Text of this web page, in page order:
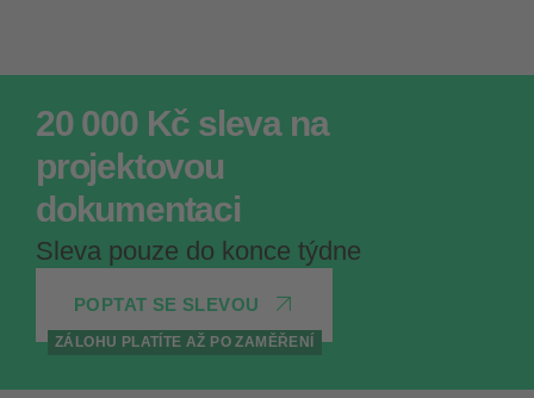
20 000 Kč sleva na
projektovou
dokumentaci
Sleva pouze do konce týdne
POPTAT SE SLEVOU
ZÁLOHU PLATÍTE AŽ PO ZAMĚŘENÍ